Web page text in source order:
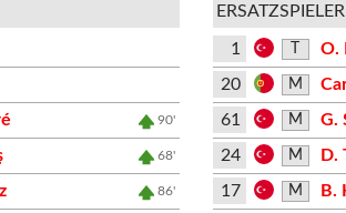
90'
68'
86'
ERSATZSPIELER
1
O.
20
M
61
M
G.
24
M D.
17 M B.